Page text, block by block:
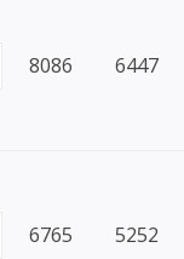
8086 6447
6765 5252